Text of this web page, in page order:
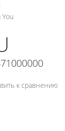
к сравнению